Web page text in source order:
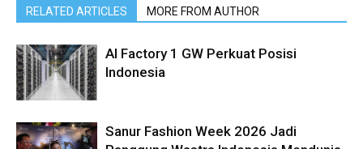
RELATED ARTICLES MORE FROM AUTHOR
AI Factory 1 GW Perkuat Posisi
Indonesia
Sanur Fashion Week 2026 Jadi